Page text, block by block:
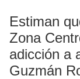
Estiman
Zona
adicción a
Guzmán